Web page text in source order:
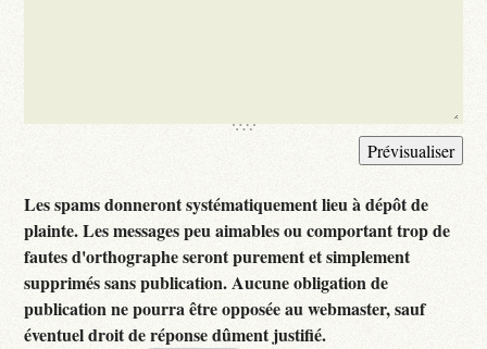
Les spams donneront systématiquement lieu à dépôt de
plainte. Les messages peu aimables ou comportant trop de
fautes d'orthographe seront purement et simplement
supprimés sans publication. Aucune obligation de
publication ne pourra être opposée au webmaster, sauf
éventuel droit de réponse dûment justifié.